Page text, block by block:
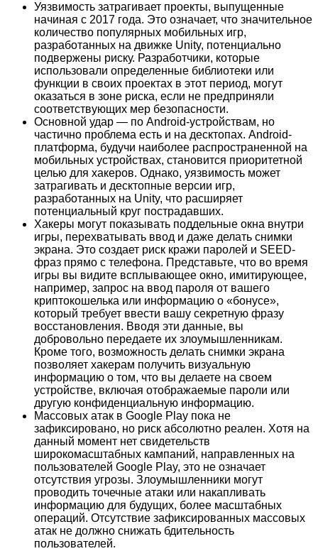
Уязвимость затрагивает проекты, выпущенные
начиная с 2017 года. Это означает, что значительное
количество популярных мобильных игр,
разработанных на движке Unity, потенциально
подвержены риску. Разработчики, которые
использовали определенные библиотеки или
функции в своих проектах в этот период, могут
оказаться в зоне риска, если не предприняли
соответствующих мер безопасности.
Основной удар — по Android-устройствам, но
частично проблема есть и на десктопах. Android-
платформа, будучи наиболее распространенной на
мобильных устройствах, становится приоритетной
целью для хакеров. Однако, уязвимость может
затрагивать и десктопные версии игр,
разработанных на Unity, что расширяет
потенциальный круг пострадавших.
Хакеры могут показывать поддельные окна внутри
игры, перехватывать ввод и даже делать снимки
экрана. Это создает риск кражи паролей и SEED-
фраз прямо с телефона. Представьте, что во время
игры вы видите всплывающее окно, имитирующее,
например, запрос на ввод пароля от вашего
криптокошелька или информацию о «бонусе»,
который требует ввести вашу секретную фразу
восстановления. Вводя эти данные, вы
добровольно передаете их злоумышленникам.
Кроме того, возможность делать снимки экрана
позволяет хакерам получить визуальную
информацию о том, что вы делаете на своем
устройстве, включая отображаемые пароли или
другую конфиденциальную информацию.
Массовых атак в Google Play пока не
зафиксировано, но риск абсолютно реален. Хотя на
данный момент нет свидетельств
широкомасштабных кампаний, направленных на
пользователей Google Play, это не означает
отсутствия угрозы. Злоумышленники могут
проводить точечные атаки или накапливать
информацию для будущих, более масштабных
операций. Отсутствие зафиксированных массовых
атак не должно снижать бдительность
пользователей.